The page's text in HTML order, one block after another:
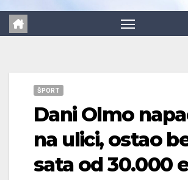
ŠPORT
Dani Olmo
na ulici, ostao
sata od 30.000